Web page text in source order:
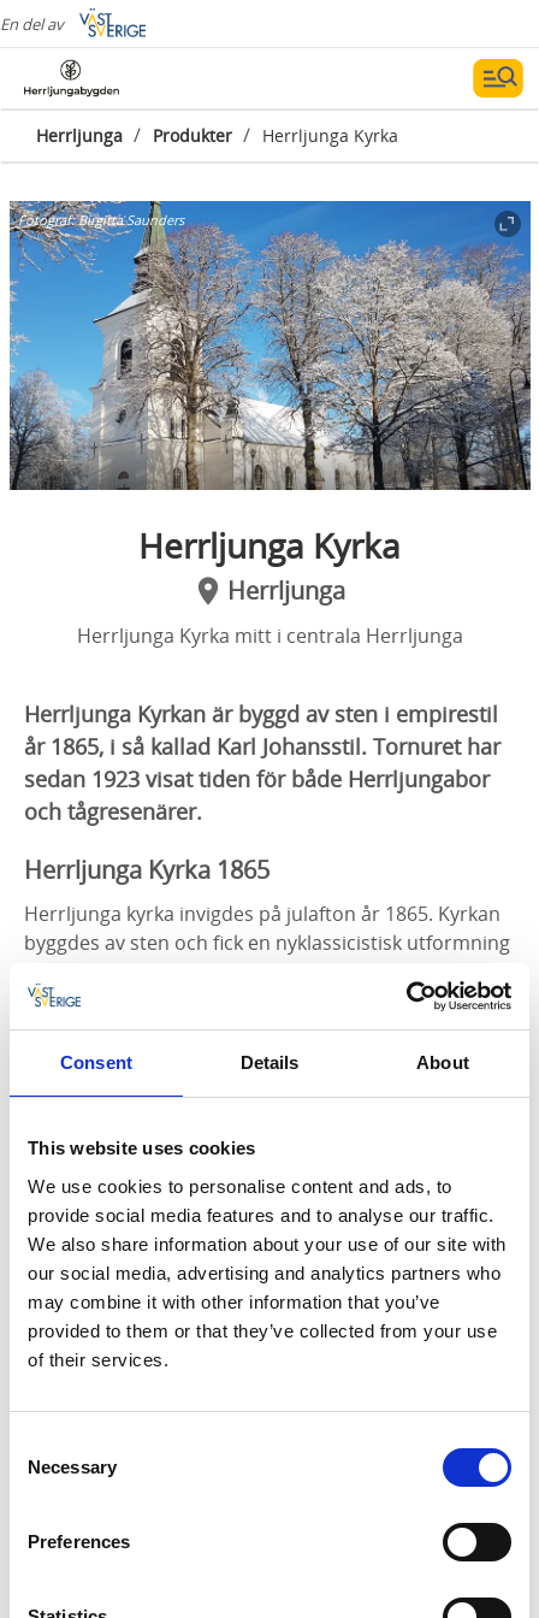
Consent Details About
This website uses cookies
We use cookies to personalise content and ads, to
provide social media features and to analyse our traffic.
We also share information about your use of our site with
our social media, advertising and analytics partners who
may combine it with other information that you’ve
provided to them or that they’ve collected from your use
of their services.
Selection
Necessary
Preferences
En del av
Herrljunga / Produkter / Herrljunga Kyrka
Fotograf:Birgitta Saunders
Herrljunga Kyrka
Herrljunga
Herrljunga Kyrka mitt i centrala Herrljunga
Herrljunga Kyrkan är byggd av sten i empirestil
år 1865, i så kallad Karl Johansstil. Tornuret har
sedan 1923 visat tiden för både Herrljungabor
och tågresenärer.
Herrljunga Kyrka 1865
Herrljunga kyrka invigdes på julafton år 1865. Kyrkan
byggdes av sten och fick en nyklassicistisk utformning
småtorn. Kraftiga, spirprydda hörntoureller, det 38
meter höga tornet i väster och sakristian i öster i
kristen symbolik.
Byggmästare var den då välkände August
Herrljunga. Målningsarbetet utfördes av G. J. A.
Tilander från Tidaholm.
1938 genomfördes en genomgripande renovering då
en ny sakristia byggdes från koret åt norr, ritad av
arkitekt Allan Berglund. 1973 invigdes ett nytt
orgelverk, tillverkat av Nordfors i Lidköping efter
utvändigt. Altartavlan från Tarsleds kyrka sattes upp i
koret och fanns där till renoveringen 2005.
glaskonstverk av glaskonstnär Anna Eggert, Göteborg